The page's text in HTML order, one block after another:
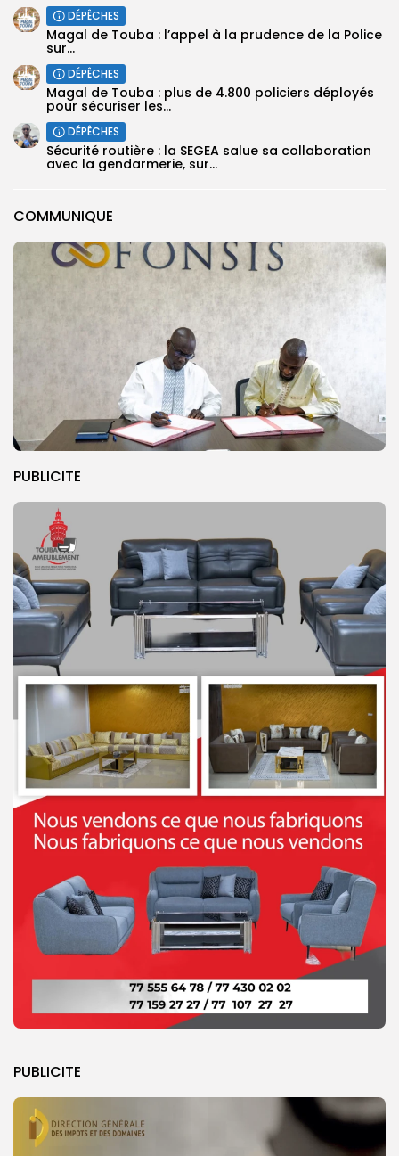
COMMUNIQUE
PUBLICITE
PUBLICITE
DÉPÊCHES
Magal de Touba : l’appel à la prudence de la Police
sur...
DÉPÊCHES
Magal de Touba : plus de 4.800 policiers déployés
pour sécuriser les...
DÉPÊCHES
Sécurité routière : la SEGEA salue sa collaboration
avec la gendarmerie, sur...